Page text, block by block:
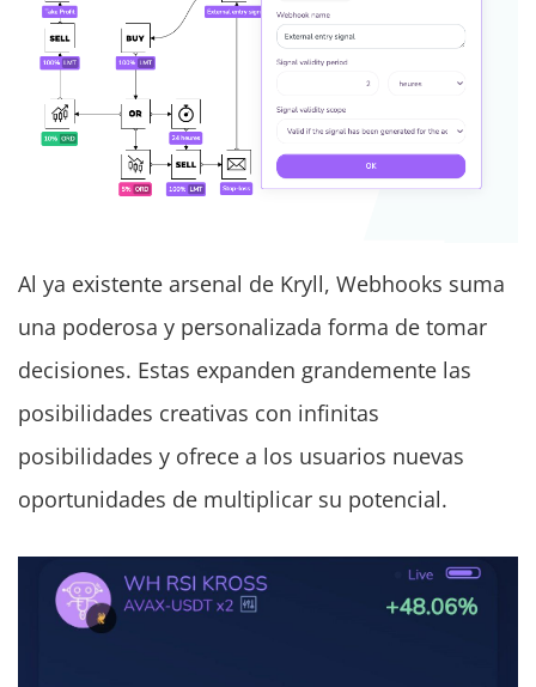
Al ya existente arsenal de Kryll, Webhooks suma
una poderosa y personalizada forma de tomar
decisiones. Estas expanden grandemente las
posibilidades creativas con infinitas
posibilidades y ofrece a los usuarios nuevas
oportunidades de multiplicar su potencial.